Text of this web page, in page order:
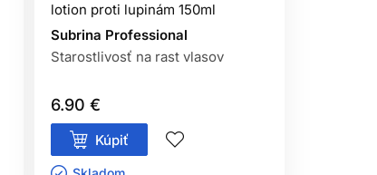
lotion proti lupinám 150ml
Subrina Professional
Starostlivosť na rast vlasov
6.90 €
Kúpiť